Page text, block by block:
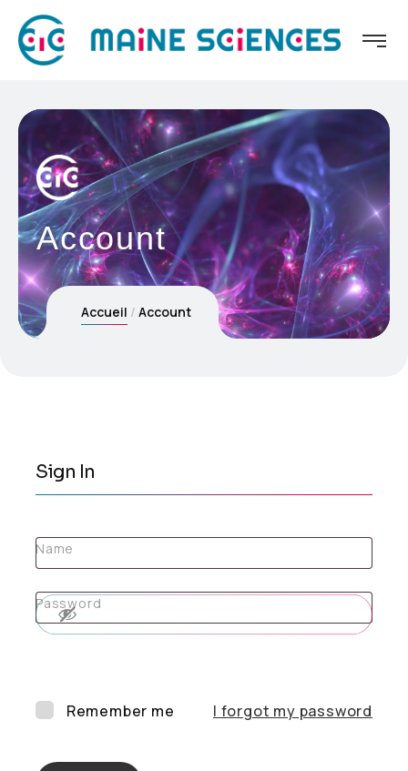
Account
Accueil Account
Sign In
Name
Password
Remember me I forgot my password